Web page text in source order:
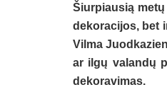
Šiurpiausią
dekoracijos, bet
Vilma
ar ilgų valandų
dekoravimas.